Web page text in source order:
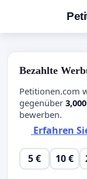
Bezahlte
Petitionen.com
gegenüber 3,000
bewerben.
Erfahren
5 € 10 €